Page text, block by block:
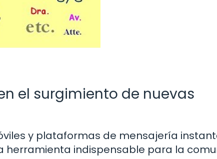
el surgimiento de nuevas
y plataformas de mensajería
herramienta indispensable para la